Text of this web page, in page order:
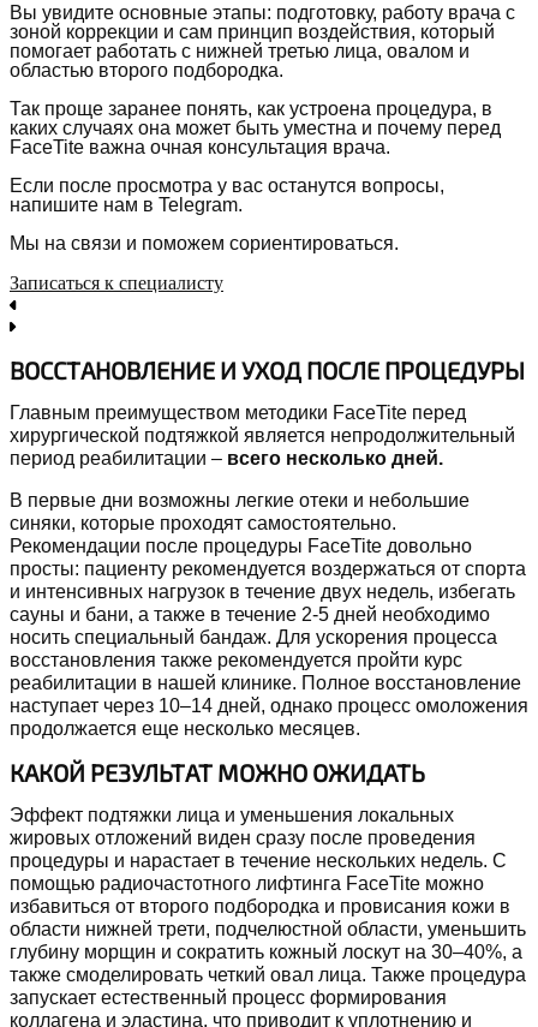
Вы увидите основные этапы: подготовку, работу врача с
зоной коррекции и сам принцип воздействия, который
помогает работать с нижней третью лица, овалом и
областью второго подбородка.
Так проще заранее понять, как устроена процедура, в
каких случаях она может быть уместна и почему перед
FaceTite важна очная консультация врача.
Если после просмотра у вас останутся вопросы,
напишите нам в Telegram.
Мы на связи и поможем сориентироваться.
Записаться к специалисту
ВОССТАНОВЛЕНИЕ И УХОД ПОСЛЕ ПРОЦЕДУРЫ
Главным преимуществом методики FaceTite перед
хирургической подтяжкой является непродолжительный
период реабилитации – всего несколько дней.
В первые дни возможны легкие отеки и небольшие
синяки, которые проходят самостоятельно.
Рекомендации после процедуры FaceTite довольно
просты: пациенту рекомендуется воздержаться от спорта
и интенсивных нагрузок в течение двух недель, избегать
сауны и бани, а также в течение 2-5 дней необходимо
носить специальный бандаж. Для ускорения процесса
восстановления также рекомендуется пройти курс
реабилитации в нашей клинике. Полное восстановление
наступает через 10–14 дней, однако процесс омоложения
продолжается еще несколько месяцев.
КАКОЙ РЕЗУЛЬТАТ МОЖНО ОЖИДАТЬ
Эффект подтяжки лица и уменьшения локальных
жировых отложений виден сразу после проведения
процедуры и нарастает в течение нескольких недель. С
помощью радиочастотного лифтинга FaceTite можно
избавиться от второго подбородка и провисания кожи в
области нижней трети, подчелюстной области, уменьшить
глубину морщин и сократить кожный лоскут на 30–40%, а
также смоделировать четкий овал лица. Также процедура
запускает естественный процесс формирования
коллагена и эластина, что приводит к уплотнению и